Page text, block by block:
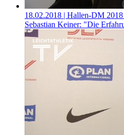
18.02.2018 | Hallen-DM
Sebastian Keiner: "Die